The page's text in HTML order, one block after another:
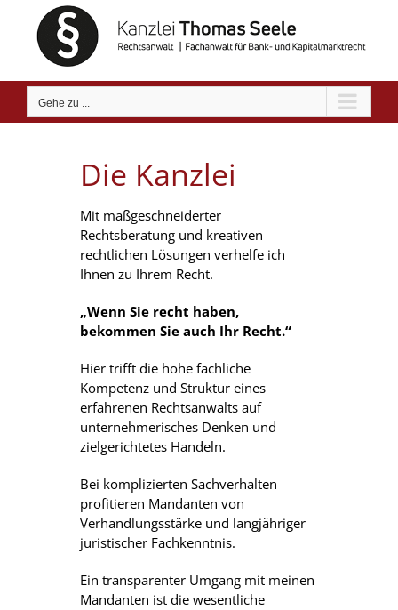
springen
Gehe zu ...
Die Kanzlei
Mit maßgeschneiderter
Rechtsberatung und kreativen
rechtlichen Lösungen verhelfe ich
Ihnen zu Ihrem Recht.
„Wenn Sie recht haben,
bekommen Sie auch Ihr Recht.“
Hier trifft die hohe fachliche
Kompetenz und Struktur eines
erfahrenen Rechtsanwalts auf
unternehmerisches Denken und
zielgerichtetes Handeln.
Bei komplizierten Sachverhalten
profitieren Mandanten von
Verhandlungsstärke und langjähriger
juristischer Fachkenntnis.
Ein transparenter Umgang mit meinen
Mandanten ist die wesentliche